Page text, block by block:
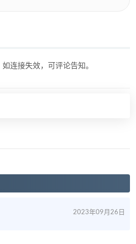
连接失效，可评论告知。
2023年09月26日